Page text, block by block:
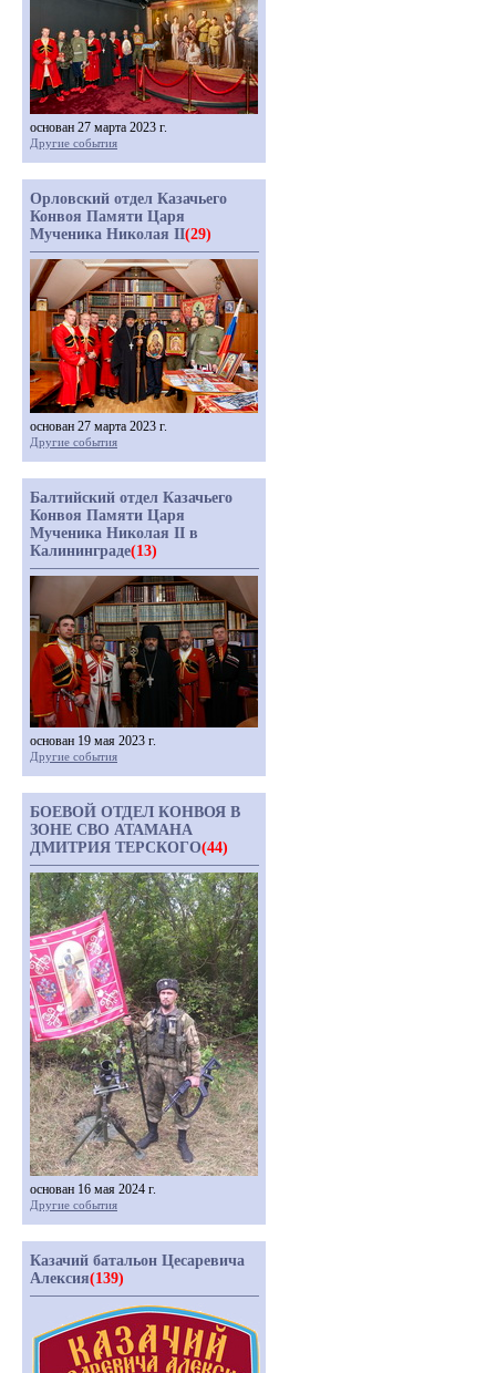
основан 27 марта 2023 г.
Другие события
Орловский отдел Казачьего
Конвоя Памяти Царя
Мученика Николая II(29)
основан 27 марта 2023 г.
Другие события
Балтийский отдел Казачьего
Конвоя Памяти Царя
Мученика Николая II в
Калининграде(13)
основан 19 мая 2023 г.
Другие события
БОЕВОЙ ОТДЕЛ КОНВОЯ В
ЗОНЕ СВО АТАМАНА
ДМИТРИЯ ТЕРСКОГО(44)
основан 16 мая 2024 г.
Другие события
Казачий батальон Цесаревича
Алексия(139)